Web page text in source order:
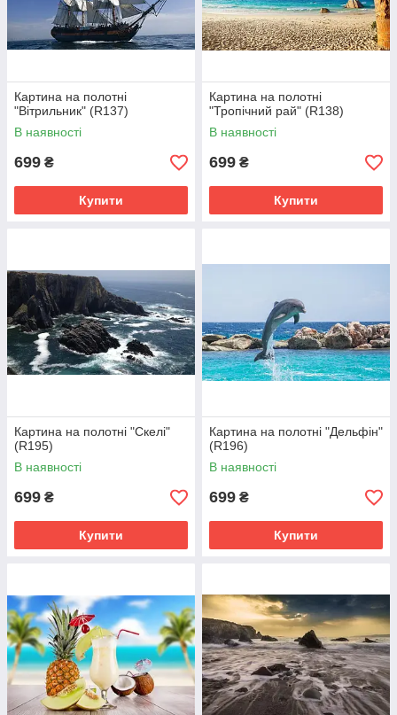
Картина на полотні
"Вітрильник" (R137)
В наявності
699 ₴
Купити
Картина на полотні
"Тропічний рай" (R138)
В наявності
699 ₴
Купити
Картина на полотні "Скелі"
(R195)
В наявності
699 ₴
Купити
Картина на полотні "Дельфін"
(R196)
В наявності
699 ₴
Купити